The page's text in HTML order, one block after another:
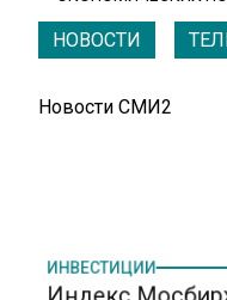
НОВОСТИ
Новости СМИ2
Индекс
торгов